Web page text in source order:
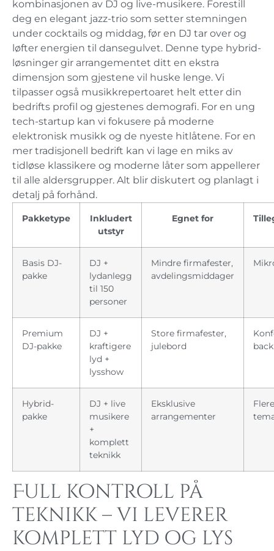
kombinasjonen av DJ og live-musikere. Forestill
deg en elegant jazz-trio som setter stemningen
under cocktails og middag, før en DJ tar over og
løfter energien til dansegulvet. Denne type hybrid-
løsninger gir arrangementet ditt en ekstra
dimensjon som gjestene vil huske lenge. Vi
tilpasser også musikkrepertoaret helt etter din
bedrifts profil og gjestenes demografi. For en ung
tech-startup kan vi fokusere på moderne
elektronisk musikk og de nyeste hitlåtene. For en
mer tradisjonell bedrift kan vi lage en miks av
tidløse klassikere og moderne låter som appellerer
til alle aldersgrupper. Alt blir diskutert og planlagt i
detalj på forhånd.
Pakketype
Inkludert
utstyr
Egnet for
Basis DJ-
pakke
DJ +
lydanlegg
til 150
personer
Mindre firmafester,
avdelingsmiddager
Premium
DJ-pakke
DJ +
kraftigere
lyd +
lysshow
Store firmafester,
julebord
Hybrid-
pakke
DJ + live
musikere
+
komplett
teknikk
Eksklusive
arrangementer
Full kontroll på
teknikk – vi leverer
komplett lyd og lys